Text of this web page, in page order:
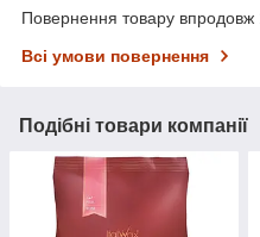
Повернення товару впродовж
Всі умови повернення
Подібні товари компанії